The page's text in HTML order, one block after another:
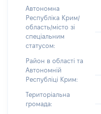
Автономна
Республіка Крим/
область/місто зі
спеціальним
статусом:
Район в області та
Автономній
Республіці Крим:
Територіальна
громада: